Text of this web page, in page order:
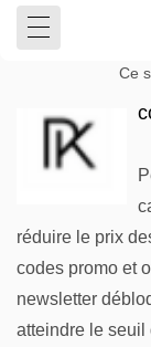
Ce
réduire le prix
codes promo et
newsletter
atteindre le seuil